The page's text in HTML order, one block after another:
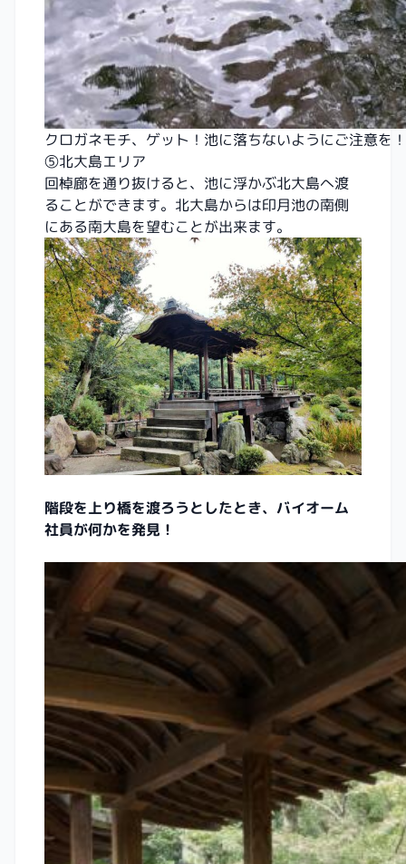
クロガネモチ、ゲット！池に落ちないようにご注意を！
⑤北大島エリア
回棹廊を通り抜けると、池に浮かぶ北大島へ渡
ることができます。北大島からは印月池の南側
にある南大島を望むことが出来ます。
階段を上り橋を渡ろうとしたとき、バイオーム
社員が何かを発見！